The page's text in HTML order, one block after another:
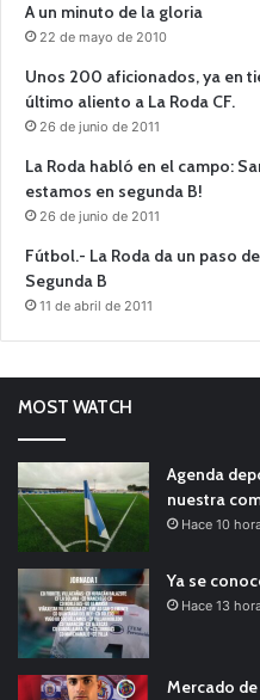
A un minuto de la gloria
22 de mayo de 2010
Unos 200 aficionados, ya en
último aliento a La Roda CF.
26 de junio de 2011
La Roda habló en el campo:
estamos en segunda B!
26 de junio de 2011
Fútbol.- La Roda da un paso
Segunda B
11 de abril de 2011
MOST WATCH
Agenda
nuestra
Hace 10
Ya se
Hace 13
Mercado